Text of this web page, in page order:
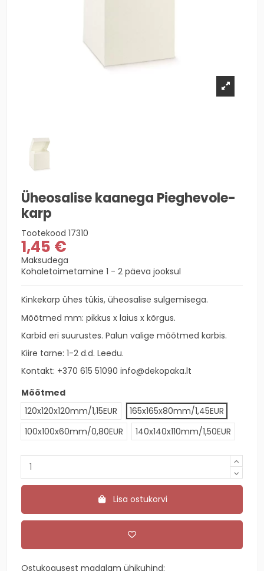
Üheosalise kaanega Pieghevole-
karp
Tootekood 17310
1,45 €
Maksudega
Kohaletoimetamine 1 - 2 päeva jooksul
Kinkekarp ühes tükis, üheosalise sulgemisega.
Mõõtmed mm: pikkus x laius x kõrgus.
Karbid eri suurustes. Palun valige mõõtmed karbis.
Kiire tarne: 1-2 d.d. Leedu.
Kontakt: +370 615 51090 info@dekopaka.lt
Mõõtmed
120x120x120mm/1,15EUR
165x165x80mm/1,45EUR
100x100x60mm/0,80EUR
140x140x110mm/1,50EUR
Lisa ostukorvi
Ostukogusest madalam ühikuhind: